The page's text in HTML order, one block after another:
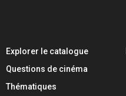
Explorer le catalogue
Questions de cinéma
Thématiques